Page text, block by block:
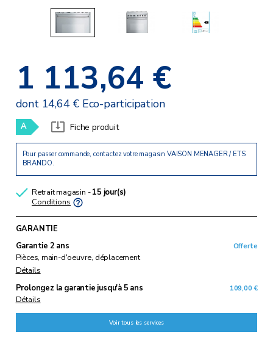
1 113,64 €
dont 14,64 € Eco-participation
A Fiche produit
Pour passer commande, contactez votre magasin VAISON MENAGER / ETS
BRANDO.
Retrait magasin -15 jour(s)
Conditions
GARANTIE
Garantie 2 ans
Pièces, main-d'oeuvre, déplacement
Détails
Offerte
Prolongez la garantie jusqu'à 5 ans
Détails
109,00 €
Voir tous les services